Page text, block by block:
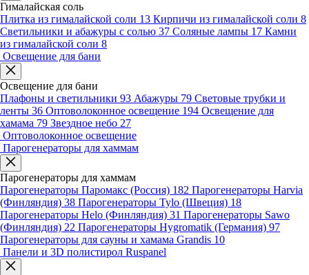
Гималайская соль
Плитка из гималайской соли 13 Кирпичи из гималайской соли 8
Светильники и абажуры с солью 37 Соляные лампы 17 Камни
из гималайской соли 8
Освещение для бани
Освещение для бани
Плафоны и светильники 93 Абажуры 79 Световые трубки и
ленты 36 Оптоволоконное освещение 194 Освещение для
хамама 79 Звездное небо 27
Оптоволоконное освещение
Парогенераторы для хаммам
Парогенераторы для хаммам
Парогенераторы Паромакс (Россия) 182 Парогенераторы Harvia
(Финляндия) 38 Парогенераторы Tylo (Швеция) 18
Парогенераторы Helo (Финляндия) 31 Парогенераторы Sawo
(Финляндия) 22 Парогенераторы Hygromatik (Германия) 97
Парогенераторы для сауны и хамама Grandis 10
Панели и 3D полистирол Ruspanel